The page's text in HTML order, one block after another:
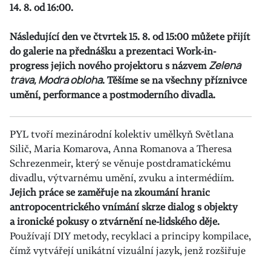
14. 8. od 16:00.
Následující den ve čtvrtek 15. 8. od 15:00 můžete přijít
do galerie na přednášku a prezentaci Work-in-
progress jejich nového projektoru s názvemZelená
tráva, Modrá obloha. Těšíme se na všechny příznivce
umění, performance a postmoderního divadla.
PYL tvoří mezinárodní kolektiv umělkyň Světlana
Silič, Maria Komarova, Anna Romanova a Theresa
Schrezenmeir, který se věnuje postdramatickému
divadlu, výtvarnému umění, zvuku a intermédiím.
Jejich práce se zaměřuje na zkoumání hranic
antropocentrického vnímání skrze dialog s objekty
a ironické pokusy o ztvárnění ne-lidského děje.
Používají DIY metody, recyklaci a principy kompilace,
čímž vytvářejí unikátní vizuální jazyk, jenž rozšiřuje